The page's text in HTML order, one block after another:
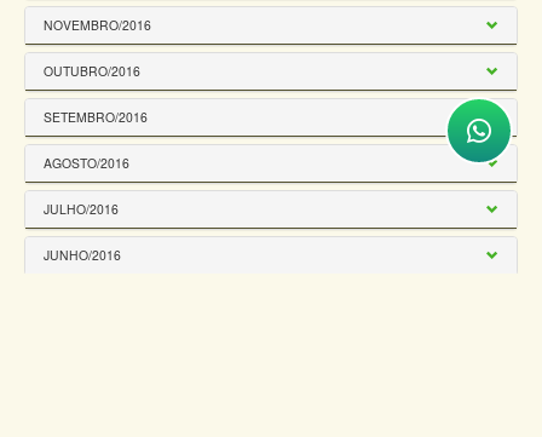
NOVEMBRO/2016
OUTUBRO/2016
SETEMBRO/2016
AGOSTO/2016
JULHO/2016
JUNHO/2016